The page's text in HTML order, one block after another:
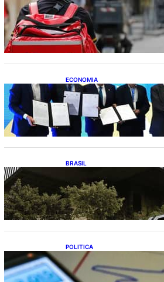
CAIXA e iFood
motos e bicicletas
entregadores
ECONOMIA
ApexBrasil participa
investimento de R$
exportações de
BRASIL
Projetos de
milhões de brasileiros
POLITICA
TCU lista mais de 6
contas irregulares;